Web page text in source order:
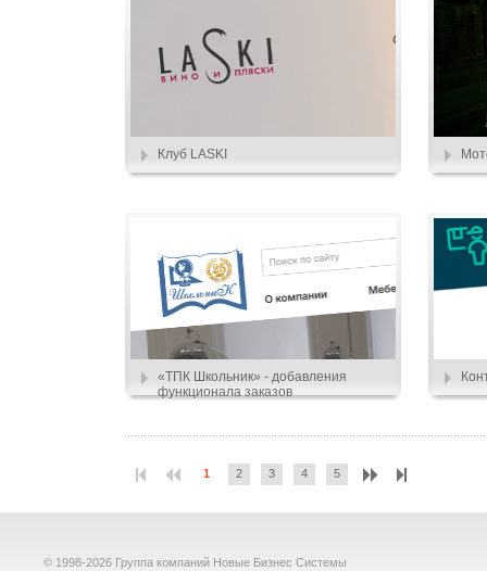
Клуб LASKI
«ТПК Школьник» - добавления
функционала заказов
1 2 3 4 5
© 1998-2026 Группа компаний Новые Бизнес Системы